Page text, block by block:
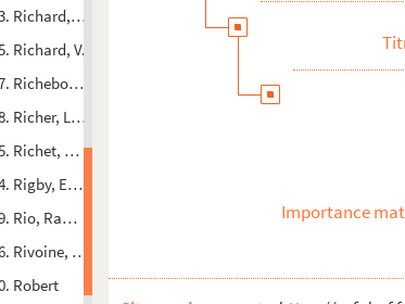
Richard, Paul
Richard, V.
Richebourg, E. de
Richer, Léon
Richet, Charles
Rigby, Edith
Rio, Ramon Del
Rivoine, Monsieur
Robert
Importance